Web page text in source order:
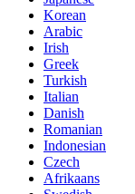
Korean
Arabic
Irish
Greek
Turkish
Italian
Danish
Romanian
Indonesian
Czech
Afrikaans